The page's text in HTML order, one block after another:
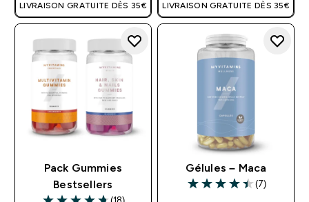
LIVRAISON GRATUITE DÈS 35€ LIVRAISON GRATUITE DÈS 35€
Pack Gummies
Bestsellers
Gélules – Maca
4.43 out of 5 stars
(7)